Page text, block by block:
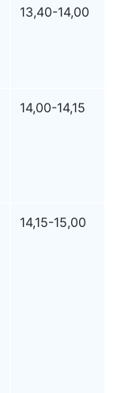
13,40-14,00
14,00-14,15
14,15-15,00